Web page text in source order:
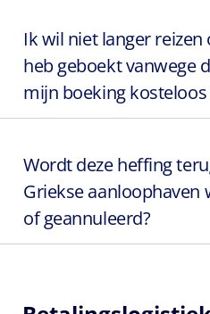
Ik wil niet langer reizen
heb geboekt vanwege
mijn boeking kosteloos
Wordt deze heffing
Griekse aanloophaven
of geannuleerd?